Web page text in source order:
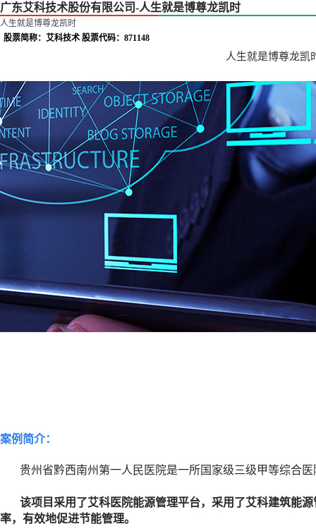
广东艾科技术股份有限公司-人生就是博尊龙凯时
人生就是博尊龙凯时
股票简称：艾科技术 股票代码：871148
人生就是博尊龙凯
案例简介：
贵州省黔西南州第一人民医院是一所国家级三级甲等综合
该项目采用了艾科医院能源管理平台，采用了艾科建筑能
率，有效地促进节能管理。